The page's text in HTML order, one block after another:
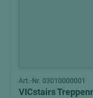
Art.-Nr. 03010000001
VICstairs